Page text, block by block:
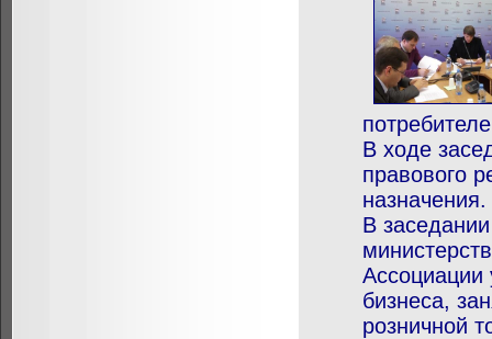
В ходе
правового
назначения.
В
Ассоциации
бизнеса,
розничной